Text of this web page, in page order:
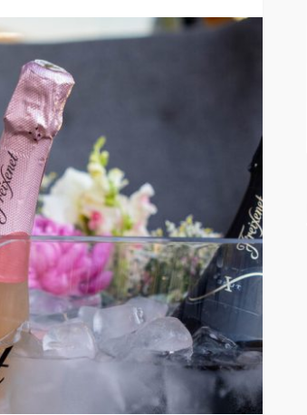
Entre el 6 y el 8 de agosto de
2026: Mica protectora,
limpieza y mano de obra
gratis: así será el nuevo
HUAWEI Service Day
Andrea Essus 14 horas ago